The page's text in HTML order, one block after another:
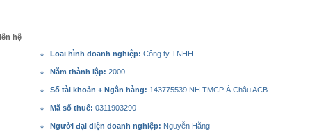
hệ
Loai hình doanh nghiệp: Công ty TNHH
Năm thành lập: 2000
Số tài khoản + Ngân hàng: 143775539 NH TMCP Á Châu ACB
Mã số thuế: 0311903290
Người đại diện doanh nghiệp: Nguyễn Hằng